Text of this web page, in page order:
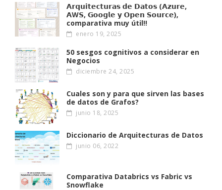
𝗔𝗿𝗾𝘂𝗶𝘁𝗲𝗰𝘁𝘂𝗿𝗮𝘀 𝗱𝗲 𝗗𝗮𝘁𝗼𝘀 (𝗔𝘇𝘂𝗿𝗲,
𝗔W𝗦, 𝗚𝗼𝗼𝗴𝗹𝗲 𝘆 𝗢𝗽𝗲𝗻 𝗦𝗼𝘂𝗿𝗰𝗲),
comparativa muy útil!!
enero 19, 2025
50 sesgos cognitivos a considerar en
Negocios
diciembre 24, 2025
Cuales son y para que sirven las bases
de datos de Grafos?
junio 18, 2025
Diccionario de Arquitecturas de Datos
junio 06, 2022
Comparativa Databrics vs Fabric vs
Snowflake